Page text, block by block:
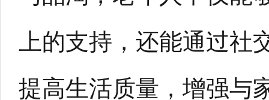
上的支持，还能通过社
提高生活质量，增强与